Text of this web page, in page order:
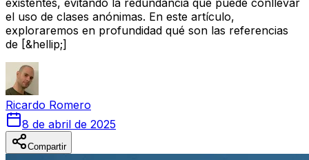
el uso de clases anónimas. En este artículo,
exploraremos en profundidad qué son las referencias
de [&hellip;]
Ricardo Romero
8 de abril de 2025
Compartir